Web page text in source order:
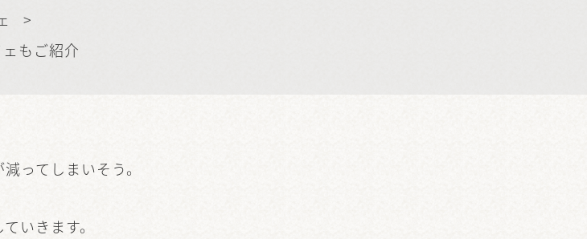
>
もご紹介
ってしまいそう。
いきます。